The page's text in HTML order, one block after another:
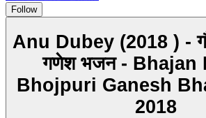
Follow
Anu Dubey (2018 ) -
गणेश भजन - Bhajan
Bhojpuri Ganesh
2018